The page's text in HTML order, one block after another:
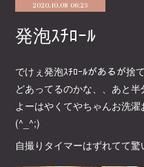
2020.10.08 06:25
発泡ｽﾁﾛｰﾙ
でけぇ発泡ｽﾁﾛｰﾙがあるが捨
どあってるのかな、、あと
よーはやくてやちゃんお洗
(^_^;)
自撮りタイマーはずれてて